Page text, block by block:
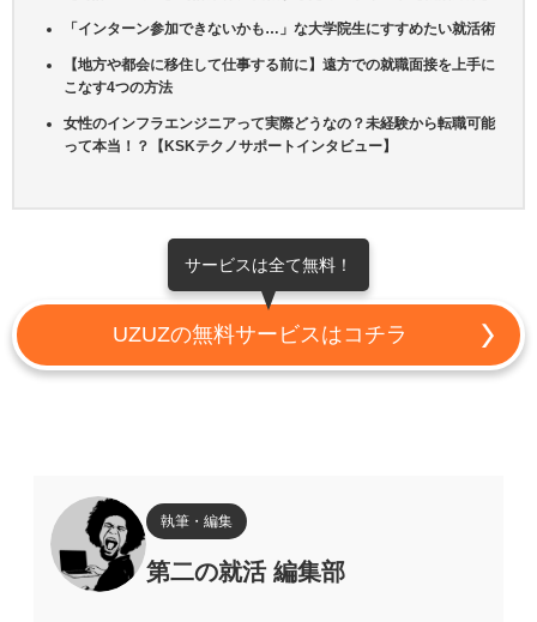
「インターン参加できないかも…」な大学院生にすすめたい就活術
【地方や都会に移住して仕事する前に】遠方での就職面接を上手に
こなす4つの方法
女性のインフラエンジニアって実際どうなの？未経験から転職可能
って本当！？【KSKテクノサポートインタビュー】
サービスは全て無料！
UZUZの無料サービスはコチラ
執筆・編集
第二の就活 編集部